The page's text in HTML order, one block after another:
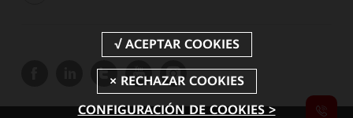
CONFIGURACIÓN DE COOKIES >